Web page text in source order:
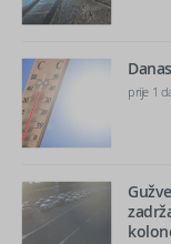
prije 1